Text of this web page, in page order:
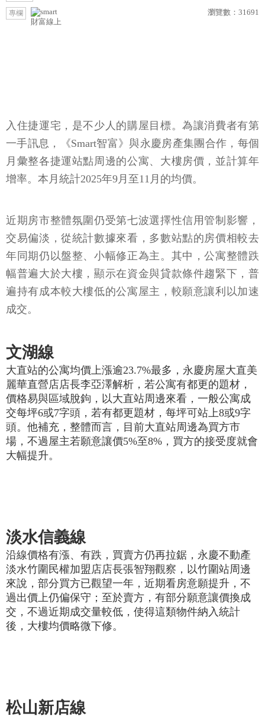
專欄
財富線上
瀏覽數： 31691
入住捷運宅，是不少人的購屋目標。為讓消費者有第
一手訊息，《Smart智富》與永慶房產集團合作，每個
月彙整各捷運站點周邊的公寓、大樓房價，並計算年
增率。本月統計2025年9月至11月的均價。
近期房市整體氛圍仍受第七波選擇性信用管制影響，
交易偏淡，從統計數據來看，多數站點的房價相較去
年同期仍以盤整、小幅修正為主。其中，公寓整體跌
幅普遍大於大樓，顯示在資金與貸款條件趨緊下，普
遍持有成本較大樓低的公寓屋主，較願意讓利以加速
成交。
文湖線
大直站的公寓均價上漲逾23.7%最多，永慶房屋大直美
麗華直營店店長李亞澤解析，若公寓有都更的題材，
價格易與區域脫鉤，以大直站周邊來看，一般公寓成
交每坪6或7字頭，若有都更題材，每坪可站上8或9字
頭。他補充，整體而言，目前大直站周邊為買方市
場，不過屋主若願意讓價5%至8%，買方的接受度就會
大幅提升。
淡水信義線
沿線價格有漲、有跌，買賣方仍再拉鋸，永慶不動產
淡水竹圍民權加盟店店長張智翔觀察，以竹圍站周邊
來說，部分買方已觀望一年，近期看房意願提升，不
過出價上仍偏保守；至於賣方，有部分願意讓價換成
交，不過近期成交量較低，使得這類物件納入統計
後，大樓均價略微下修。
松山新店線